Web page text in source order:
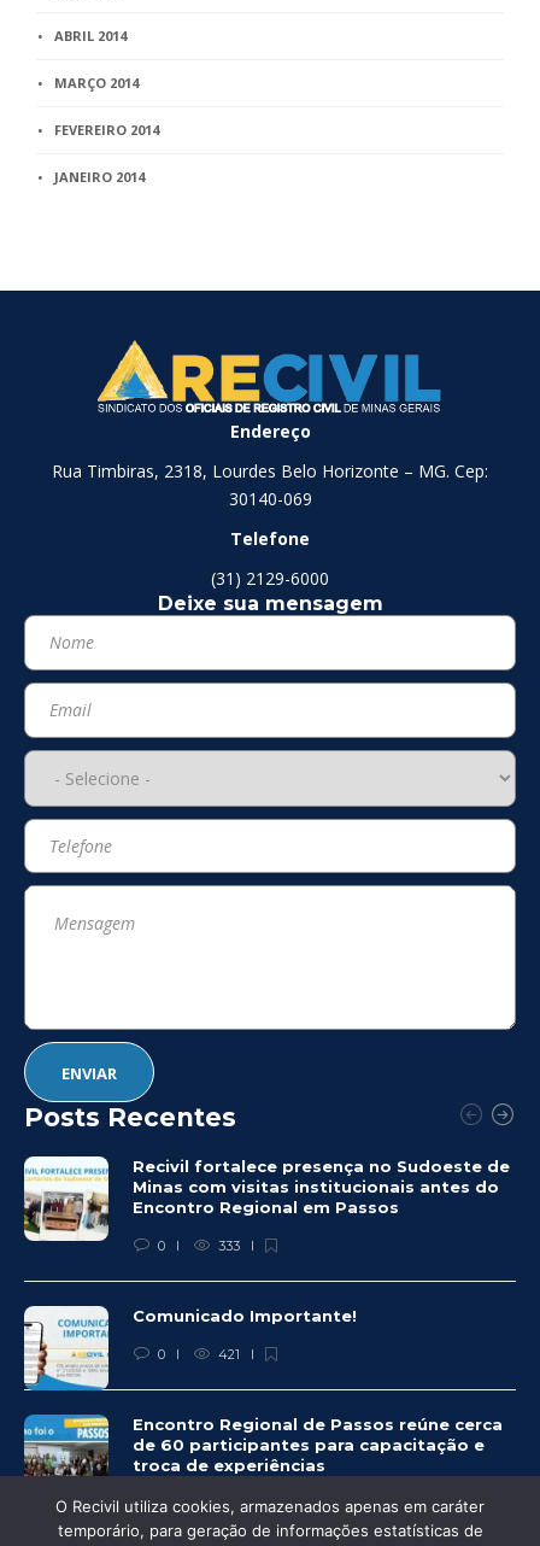
ABRIL 2014
MARÇO 2014
FEVEREIRO 2014
JANEIRO 2014
Endereço
Rua Timbiras, 2318, Lourdes Belo Horizonte – MG. Cep:
30140-069
Telefone
(31) 2129-6000
Deixe sua mensagem
Posts Recentes
Recivil fortalece presença no Sudoeste de
Minas com visitas institucionais antes do
Encontro Regional em Passos
0 333
Comunicado Importante!
0 421
Encontro Regional de Passos reúne cerca
de 60 participantes para capacitação e
troca de experiências
0 379
O Recivil utiliza cookies, armazenados apenas em caráter
temporário, para geração de informações estatísticas de